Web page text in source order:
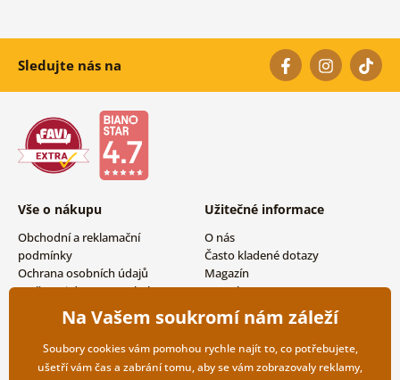
Sledujte nás na
Vše o nákupu
Obchodní a reklamační
podmínky
Ochrana osobních údajů
Možnosti dopravy a platby
Vrácení zboží
Užitečné informace
O nás
Často kladené dotazy
Magazín
Kontakty
Velkoobchodní spolupráce
Na Vašem soukromí nám záleží
Soubory cookies vám pomohou rychle najít to, co potřebujete,
ušetří vám čas a zabrání tomu, aby se vám zobrazovaly reklamy,